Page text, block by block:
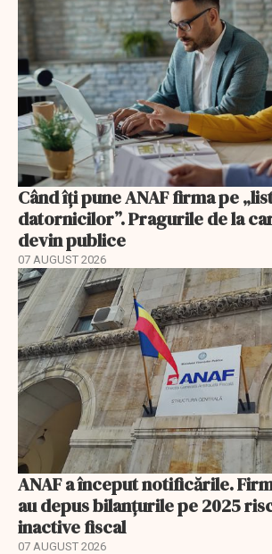
Când îți pune ANAF firma pe
datornicilor”. Pragurile de la
devin publice
07 AUGUST 2026
ANAF a început notificările.
au depus bilanțurile pe 2025
inactive fiscal
07 AUGUST 2026